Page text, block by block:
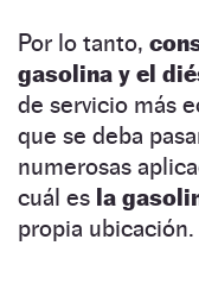
Por lo tanto,
gasolina y el
de servicio más
que se deba
numerosas
cuál es la
propia ubicación.